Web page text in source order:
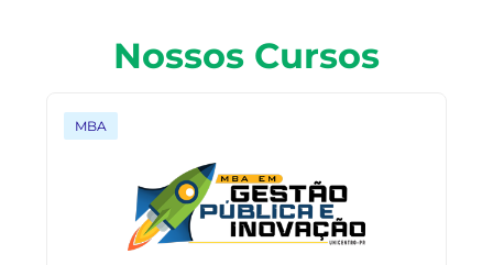
Nossos Cursos
MBA